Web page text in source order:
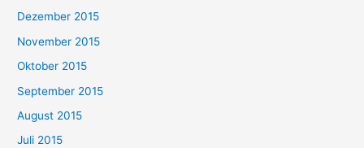
Dezember 2015
November 2015
Oktober 2015
September 2015
August 2015
Juli 2015